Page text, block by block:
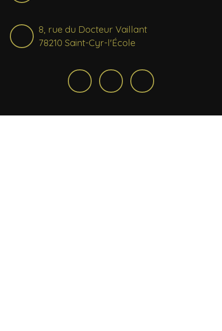
8, rue du Docteur Vaillant
78210 Saint-Cyr-l'École